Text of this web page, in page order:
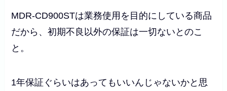
MDR-CD900STは業務使用を目的にしている商品
だから、初期不良以外の保証は一切ないとのこ
と。
1年保証ぐらいはあってもいいんじゃないかと思